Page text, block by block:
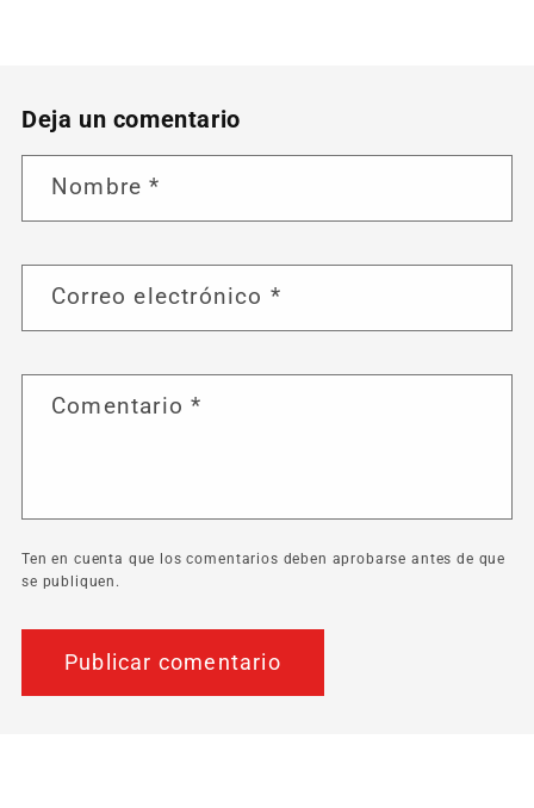
Deja un comentario
Nombre*
Correo electrónico *
Comentario*
Ten en cuenta que los comentarios deben aprobarse antes de que
se publiquen.